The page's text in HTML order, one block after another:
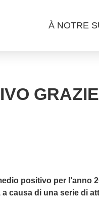
À NOTRE
positivo per l’anno
causa di una serie di